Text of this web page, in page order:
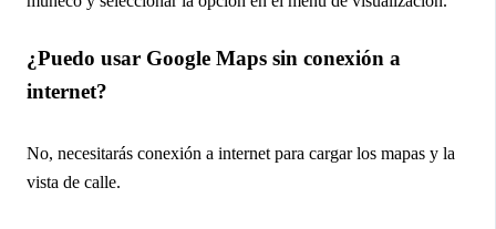
¿Puedo usar Google Maps sin conexión a
internet?
No, necesitarás conexión a internet para cargar los mapas y la
vista de calle.